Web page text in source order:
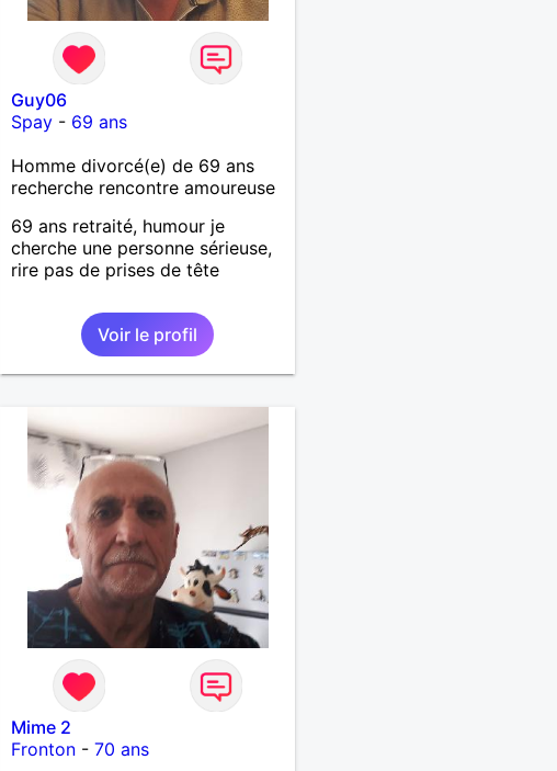
Guy06
Spay - 69 ans
Homme divorcé(e) de 69 ans
recherche rencontre amoureuse
69 ans retraité, humour je
cherche une personne sérieuse,
rire pas de prises de tête
Voir le profil
Mime 2
Fronton -70 ans